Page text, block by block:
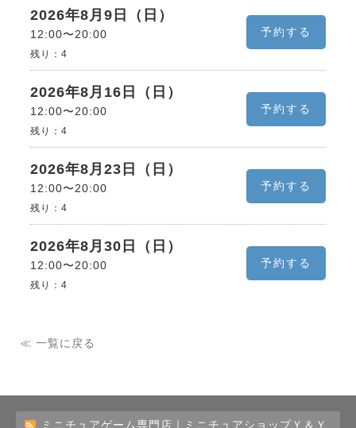
2026年8月9日（日）
12:00〜20:00
残り： 4
予約する
2026年8月16日（日）
12:00〜20:00
残り： 4
予約する
2026年8月23日（日）
12:00〜20:00
残り： 4
予約する
2026年8月30日（日）
12:00〜20:00
残り： 4
予約する
≪ 一覧に戻る
ミニチュアゲーム専門店｜ミニチュアショップＹ＆Ｙ